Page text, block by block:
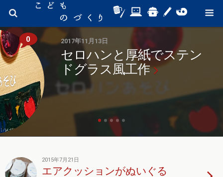
0 2017年11月13日
セロハンと厚紙でステン
ドグラス風工作
2015年7月21日
エアクッションがぬいぐる